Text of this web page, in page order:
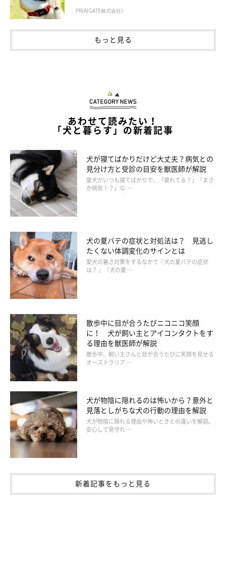
中でも、母犬の育児放棄や母犬の死亡などの理由によって人工授
乳が必要となったケースでは、人がお母さん犬の代わりを行う必
要があるため、お世話はさらに忙しくなります。
こういったことからも飼い主さんの時間的な余裕がない場合や母
諦めるべきです。
無登録業者は動物愛護法に違反する
犬に出産させたいという場合は、必ず動物愛護法や動物取扱業の
ことを理解した上で、繁殖の計画を立てましょう。
子犬を販売するつもりであれば、販売業者（ブリーダーなど）は
動物取扱業の登録を行うことが法律で義務付けられています。販
物取扱業（販売業）に登録をしていない無登録業者は動物愛護法
に違反します。
PR(AIGATE株式会社)
もっと見る
あわせて読みたい！
「犬と暮らす」の新着記事
犬が寝てばかりだけど大丈夫？病気との
見分け方と受診の目安を獣医師が解説
愛犬がいつも寝てばかりで、「疲れてる？」「まさ
か病気！？」な …
犬の夏バテの症状と対処法は？ 見逃し
たくない体調変化のサインとは
愛犬の暑さ対策をするなかで『犬の夏バテの症状
は？ 』『犬の夏 …
散歩中に目が合うたびニコニコ笑顔
に！ 犬が飼い主とアイコンタクトをす
る理由を獣医師が解説
散歩中、飼い主さんと目が合うたびに笑顔を見せる
オーストラリア …
犬が物陰に隠れるのは怖いから？意外と
見落としがちな犬の行動の理由を解説
犬が物陰に隠れる理由や怖いときとの違いを解説。
安心して見守れ …
新着記事をもっと見る